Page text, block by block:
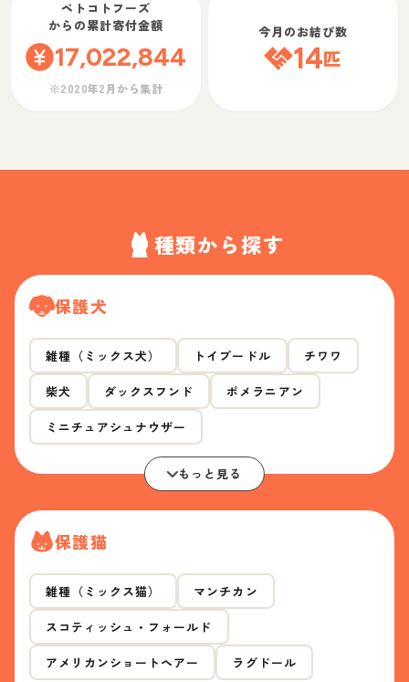
ペトコトフーズ
からの累計寄付金額
17,022,844
※2020年2月から集計
今月のお結び数
14匹
種類から探す
保護犬
雑種（ミックス犬） トイプードル チワワ
柴犬 ダックスフンド ポメラニアン
ミニチュアシュナウザー
もっと見る
保護猫
雑種（ミックス猫） マンチカン
スコティッシュ・フォールド
アメリカンショートヘアー ラグドール